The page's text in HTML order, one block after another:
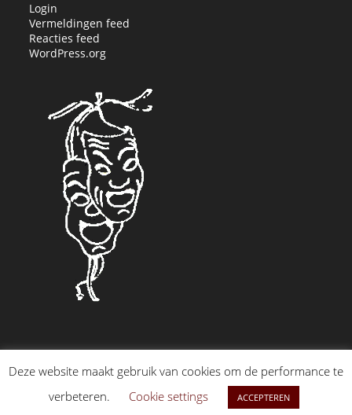
Login
Vermeldingen feed
Reacties feed
WordPress.org
Copyright [oceanwp_date] | Webdesign by Tim |
website@artopostlaboro.nl
Deze website maakt gebruik van cookies om de performance te
verbeteren.
Cookie settings ACCEPTEREN